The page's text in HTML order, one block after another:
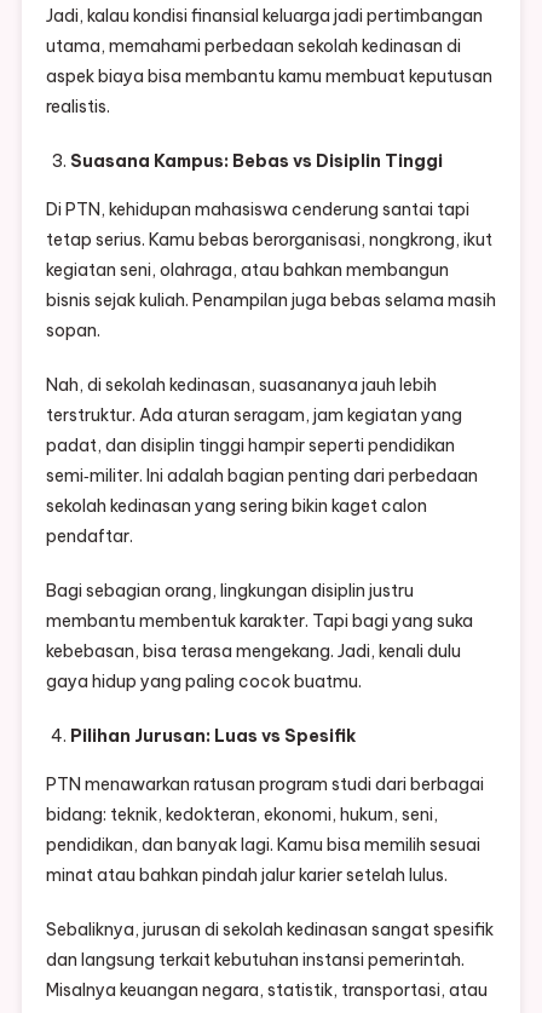
Jadi, kalau kondisi finansial keluarga jadi pertimbangan
utama, memahami perbedaan sekolah kedinasan di
aspek biaya bisa membantu kamu membuat keputusan
realistis.
Suasana Kampus: Bebas vs Disiplin Tinggi
Di PTN, kehidupan mahasiswa cenderung santai tapi
tetap serius. Kamu bebas berorganisasi, nongkrong, ikut
kegiatan seni, olahraga, atau bahkan membangun
bisnis sejak kuliah. Penampilan juga bebas selama masih
sopan.
Nah, di sekolah kedinasan, suasananya jauh lebih
terstruktur. Ada aturan seragam, jam kegiatan yang
padat, dan disiplin tinggi hampir seperti pendidikan
semi‑militer. Ini adalah bagian penting dari perbedaan
sekolah kedinasan yang sering bikin kaget calon
pendaftar.
Bagi sebagian orang, lingkungan disiplin justru
membantu membentuk karakter. Tapi bagi yang suka
kebebasan, bisa terasa mengekang. Jadi, kenali dulu
gaya hidup yang paling cocok buatmu.
Pilihan Jurusan: Luas vs Spesifik
PTN menawarkan ratusan program studi dari berbagai
bidang: teknik, kedokteran, ekonomi, hukum, seni,
pendidikan, dan banyak lagi. Kamu bisa memilih sesuai
minat atau bahkan pindah jalur karier setelah lulus.
Sebaliknya, jurusan di sekolah kedinasan sangat spesifik
dan langsung terkait kebutuhan instansi pemerintah.
Misalnya keuangan negara, statistik, transportasi, atau